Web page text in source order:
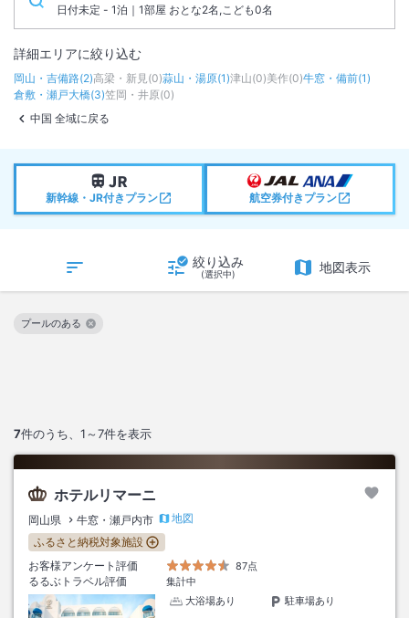
日付未定 - 1泊｜1部屋 おとな2名,こども0名
詳細エリアに絞り込む
岡山・吉備路(2)高梁・新見(0)蒜山・湯原(1)津山(0)美作(0)牛窓・備前(1)
倉敷・瀬戸大橋(3)笠岡・井原(0)
中国 全域に戻る
新幹線・JR付きプラン 航空券付きプラン
絞り込み
(選択中) 地図表示
7件のうち、 1～7件を表示
プールのある
この絞り込み条件を解除
ホテルリマーニ
岡山県 牛窓・瀬戸内市
地図
ふるさと納税対象施設
お客様アンケート評価
87点
るるぶトラベル評価
集計中
大浴場あり
駐車場あり